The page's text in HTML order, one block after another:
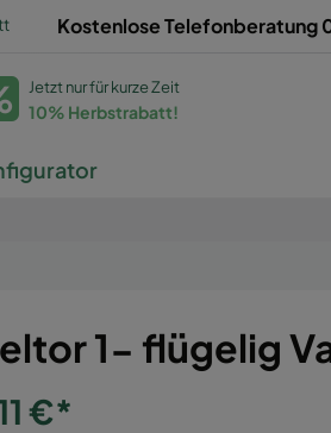
Kostenlose Telefonberatung
Jetzt nur für kurze Zeit
10% Herbstrabatt!
1- flügelig
€*